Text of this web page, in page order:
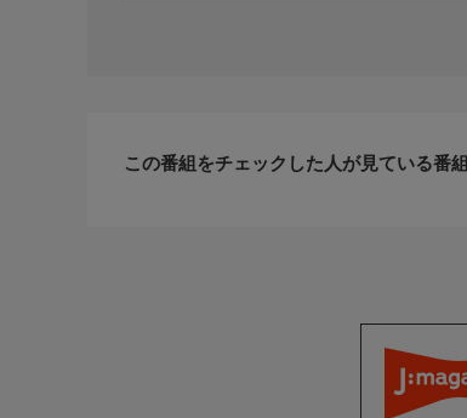
この番組をチェックした人が見ている番組